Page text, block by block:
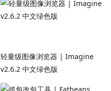
轻量级图像浏览器 | Imagine
v2.6.2 中文绿色版